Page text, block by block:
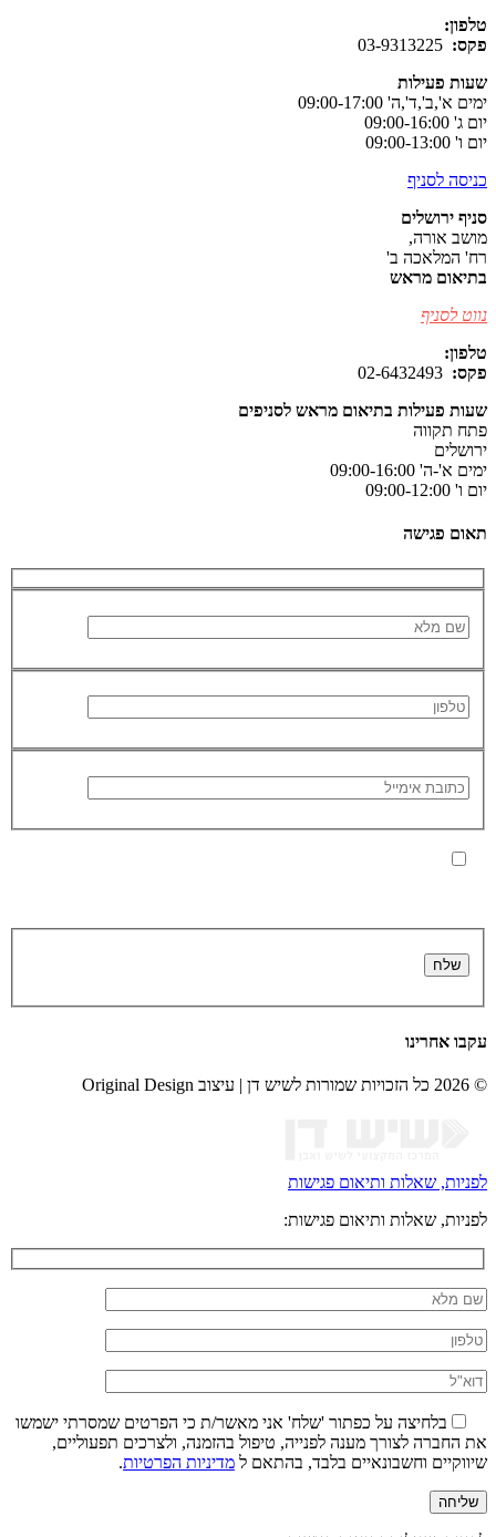
טלפון:
פקס: 03-9313225
שעות פעילות
ימים א',ב',ד',ה' 09:00-17:00
יום ג' 09:00-16:00
יום ו' 09:00-13:00
כניסה לסניף
סניף ירושלים
מושב אורה,
רח' המלאכה ב'
בתיאום מראש
נווט לסניף
טלפון:
פקס:
שעות פעילות בתיאום מראש לסניפים
פתח תקווה
ירושלים
ימים א'-ה' 09:00-16:00
יום ו' 09:00-12:00
תאום פגישה
עקבו אחרינו
© 2026 כל הזכויות שמורות לשיש דן | עיצוב Original Design
לפניות, שאלות ותיאום פגישות
לפניות, שאלות ותיאום פגישות:
בלחיצה על כפתור 'שלח' אני מאשר/ת כי הפרטים שמסרתי ישמשו
את החברה לצורך מענה לפנייה, טיפול בהזמנה, ולצרכים תפעוליים,
שיווקיים וחשבונאיים בלבד, בהתאם ל מדיניות הפרטיות.